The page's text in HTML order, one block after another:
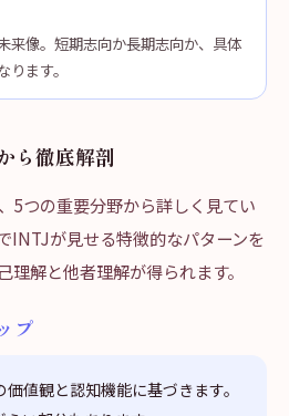
来像。短期志向か長期志向か、具体
ます。
ら徹底解剖
5つの重要分野から詳しく見てい
INTJが見せる特徴的なパターンを
解と他者理解が得られます。
プ
値観と認知機能に基づきます。